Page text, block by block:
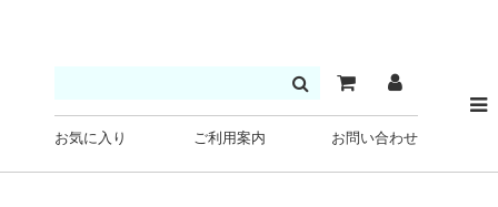
お気に入り ご利用案内 お問い合わせ